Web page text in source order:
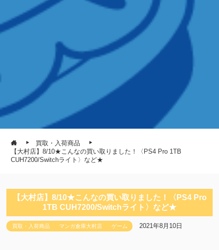
買取・入荷商品
【大村店】8/10★こんなの買い取りました！〈PS4 Pro 1TB
CUH7200/Switchライト〉など★
【大村店】8/10★こんなの買い取りました！〈PS4 Pro
1TB CUH7200/Switchライト〉など★
買取・入荷商品 マンガ倉庫大村店 ゲーム 2021年8月10日